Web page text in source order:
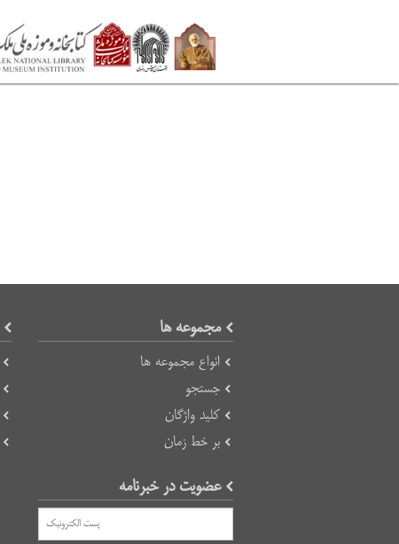
مجموعه ها
انواع مجموعه ها
جستجو
کلید واژگان
بر خط زمان
عضویت در خبرنامه